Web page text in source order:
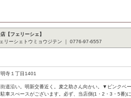
【フェリーシェ】
リーシェトウミョウジテン ｜ 0776-97-6557
寺１丁目1401
道沿い。明新交番近く。麦之助さん向かい。▼ピンクベ
車スぺースがございます。必ず、当店側(1・2・3・5番)